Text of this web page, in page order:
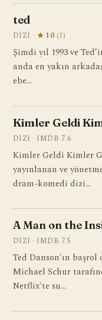
ted
DIZI · ★ 10 (1)
Şimdi yıl 1993 ve
anda en yakın
ebe…
Kimler Geldi
DIZI · IMDB 7.6
Kimler Geldi Kimler
yayınlanan ve
dram-komedi dizi…
A Man on the
DIZI · IMDB 7.5
Ted Danson'ın başrol
Michael Schur
Netflix'te su…